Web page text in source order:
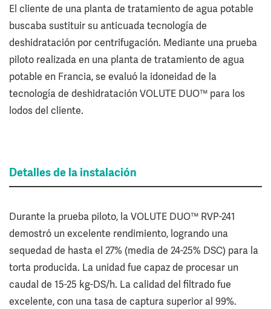
El cliente de una planta de tratamiento de agua potable
buscaba sustituir su anticuada tecnología de
deshidratación por centrifugación. Mediante una prueba
piloto realizada en una planta de tratamiento de agua
potable en Francia, se evaluó la idoneidad de la
tecnología de deshidratación VOLUTE DUO™ para los
lodos del cliente.
Detalles de la instalación
Durante la prueba piloto, la VOLUTE DUO™ RVP-241
demostró un excelente rendimiento, logrando una
sequedad de hasta el 27% (media de 24-25% DSC) para la
torta producida. La unidad fue capaz de procesar un
caudal de 15-25 kg-DS/h. La calidad del filtrado fue
excelente, con una tasa de captura superior al 99%.